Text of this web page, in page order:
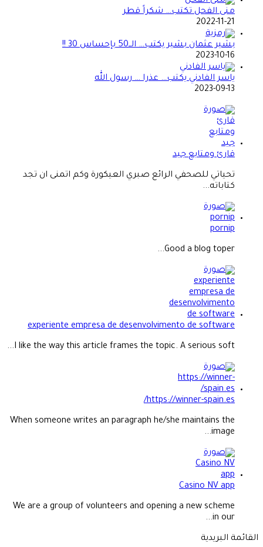
منى الفحل تكتب… شكراً قطر
2022-11-21
بشير عثمان بشير يكتب… الــ50 بإحساس 30 !!
2023-10-16
ياسر الفادني يكتب… عذرا … رسول الله
2023-09-13
قارئ ومتابع جيد
تحياتي للصحفي الرائع صبري العيكورة وكم اتمنى ان تجد
كتاباته...
pornip
Good a blog toper...
experiente empresa de desenvolvimento de software
I like the way this article frames the topic. A serious soft...
https://winner-spain.es/
When someone writes an paragraph he/she maintains the
image...
Casino NV app
We are a group of volunteers and opening a new scheme
in our...
القائمة البريدية